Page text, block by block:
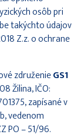
osôb pri
takýchto údajov
Z.z. o ochrane
združenieGS1
Žilina, IČO:
zapísané v
vedenom
PO – 51/96.